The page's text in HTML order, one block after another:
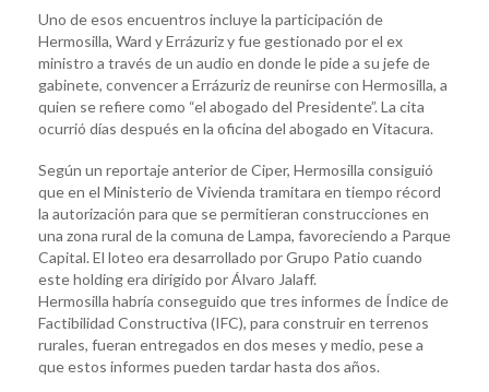
Uno de esos encuentros incluye la participación de
Hermosilla, Ward y Errázuriz y fue gestionado por el ex
ministro a través de un audio en donde le pide a su jefe de
gabinete, convencer a Errázuriz de reunirse con Hermosilla, a
quien se refiere como “el abogado del Presidente”. La cita
ocurrió días después en la oficina del abogado en Vitacura.
Según un reportaje anterior de Ciper, Hermosilla consiguió
que en el Ministerio de Vivienda tramitara en tiempo récord
la autorización para que se permitieran construcciones en
una zona rural de la comuna de Lampa, favoreciendo a Parque
Capital. El loteo era desarrollado por Grupo Patio cuando
este holding era dirigido por Álvaro Jalaff.
Hermosilla habría conseguido que tres informes de Índice de
Factibilidad Constructiva (IFC), para construir en terrenos
rurales, fueran entregados en dos meses y medio, pese a
que estos informes pueden tardar hasta dos años.